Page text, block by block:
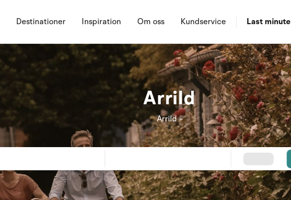
Destinationer Inspiration Om oss Kundservice Last minute
Arrild
Arrild -